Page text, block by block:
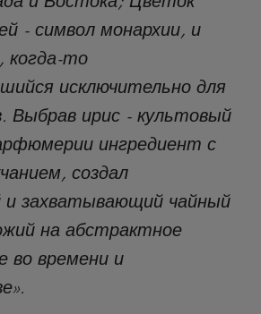
- символ монархии, и
когда-то
исключительно для
Выбрав ирис - культовый
ингредиент с
создал
и захватывающий чайный
на абстрактное
во времени и